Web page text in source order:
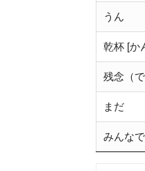
うん
乾杯 [か
残念（
まだ
みんなで